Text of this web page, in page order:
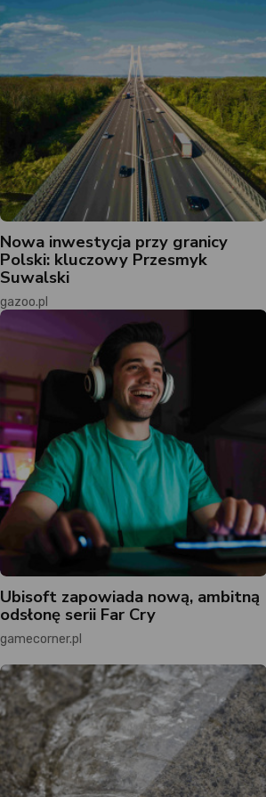
Nowa inwestycja przy granicy
Polski: kluczowy Przesmyk
Suwalski
gazoo.pl
Ubisoft zapowiada nową, ambitną
odsłonę serii Far Cry
gamecorner.pl